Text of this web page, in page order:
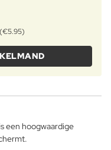
een hoogwaardige